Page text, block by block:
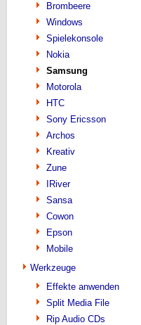
Brombeere
Windows
Spielekonsole
Nokia
Samsung
Motorola
HTC
Sony Ericsson
Archos
Kreativ
Zune
IRiver
Sansa
Cowon
Epson
Mobile
Werkzeuge
Effekte anwenden
Split Media File
Rip Audio CDs